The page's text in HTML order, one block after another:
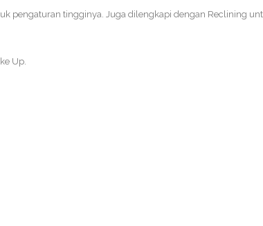
pengaturan tingginya. Juga dilengkapi dengan Reclining
Up.